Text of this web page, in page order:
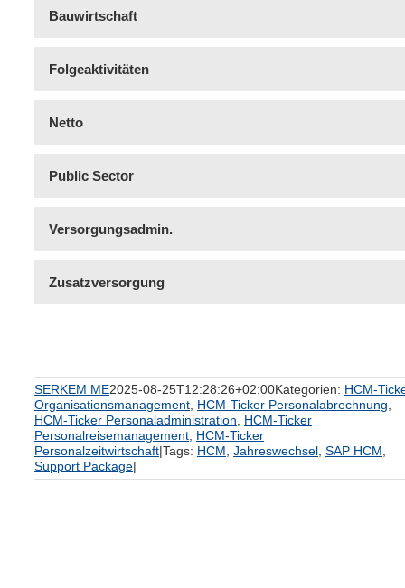
Bauwirtschaft
Folgeaktivitäten
Netto
Public Sector
Versorgungsadmin.
Zusatzversorgung
SERKEM ME2025-08-25T12:28:26+02:00Kategorien: HCM-
Organisationsmanagement HCM-Ticker Personalabrechnung
HCM-Ticker Personaladministration
HCM-Ticker
Personalreisemanagement HCM-Ticker
Personalzeitwirtschaft|Tags: HCM Jahreswechsel SAP HCM
Support Package|